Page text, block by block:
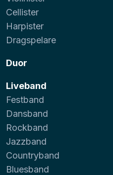
Cellister
Harpister
Dragspelare
Duor
Liveband
Festband
Dansband
Rockband
Jazzband
Countryband
Bluesband